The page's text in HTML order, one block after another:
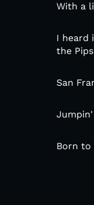
With a
I heard
the Pips
San
Born to